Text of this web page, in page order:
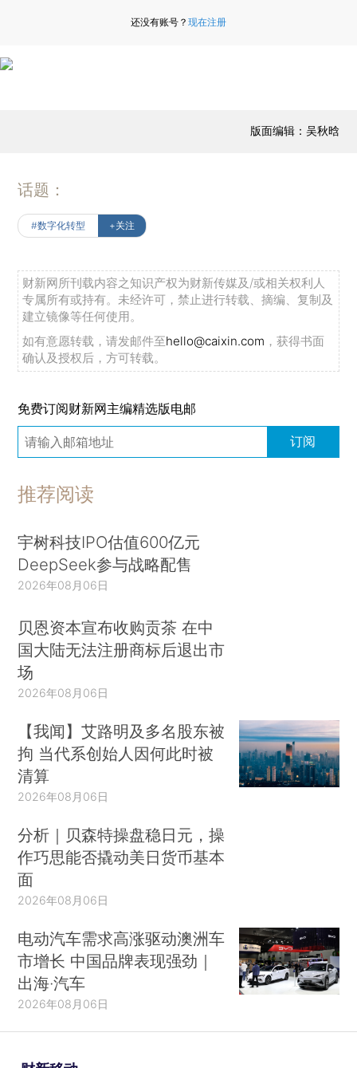
还没有账号？ 现在注册
版面编辑：吴秋晗
话题：
#数字化转型 +关注
财新网所刊载内容之知识产权为财新传媒及/或相关权利人
专属所有或持有。未经许可，禁止进行转载、摘编、复制及
建立镜像等任何使用。
如有意愿转载，请发邮件至hello@caixin.com ，获得书面
确认及授权后，方可转载。
免费订阅财新网主编精选版电邮
订阅
推荐阅读
宇树科技IPO估值600亿元
DeepSeek参与战略配售
2026年08月06日
贝恩资本宣布收购贡茶 在中
国大陆无法注册商标后退出市
场
2026年08月06日
【我闻】艾路明及多名股东被
拘 当代系创始人因何此时被
清算
2026年08月06日
分析｜贝森特操盘稳日元，操
作巧思能否撬动美日货币基本
面
2026年08月06日
电动汽车需求高涨驱动澳洲车
市增长 中国品牌表现强劲｜
出海·汽车
2026年08月06日